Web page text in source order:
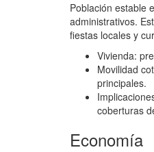
Población estable
administrativos.
fiestas locales y
Vivienda:
Movilidad
principales.
coberturas
Economía